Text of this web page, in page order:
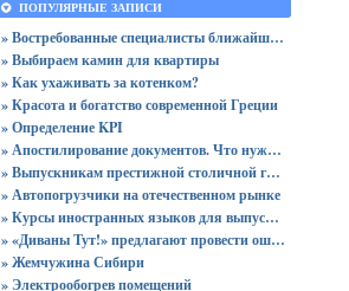
ПОПУЛЯРНЫЕ ЗАПИСИ
» Востребованные специалисты ближайшего будущего
» Выбираем камин для квартиры
» Как ухаживать за котенком?
» Красота и богатство современной Греции
» Определение KPI
» Апостилирование документов. Что нужно учитывать?
» Выпускникам престижной столичной гимназии вручены 64 аттестата
» Автопогрузчики на отечественном рынке
» Курсы иностранных языков для выпускников
» «Диваны Тут!» предлагают провести ошеломительную ночь!
» Жемчужина Сибири
» Электрообогрев помещений